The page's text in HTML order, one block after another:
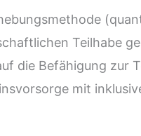
Teilhabe
die Befähigung zur
mit